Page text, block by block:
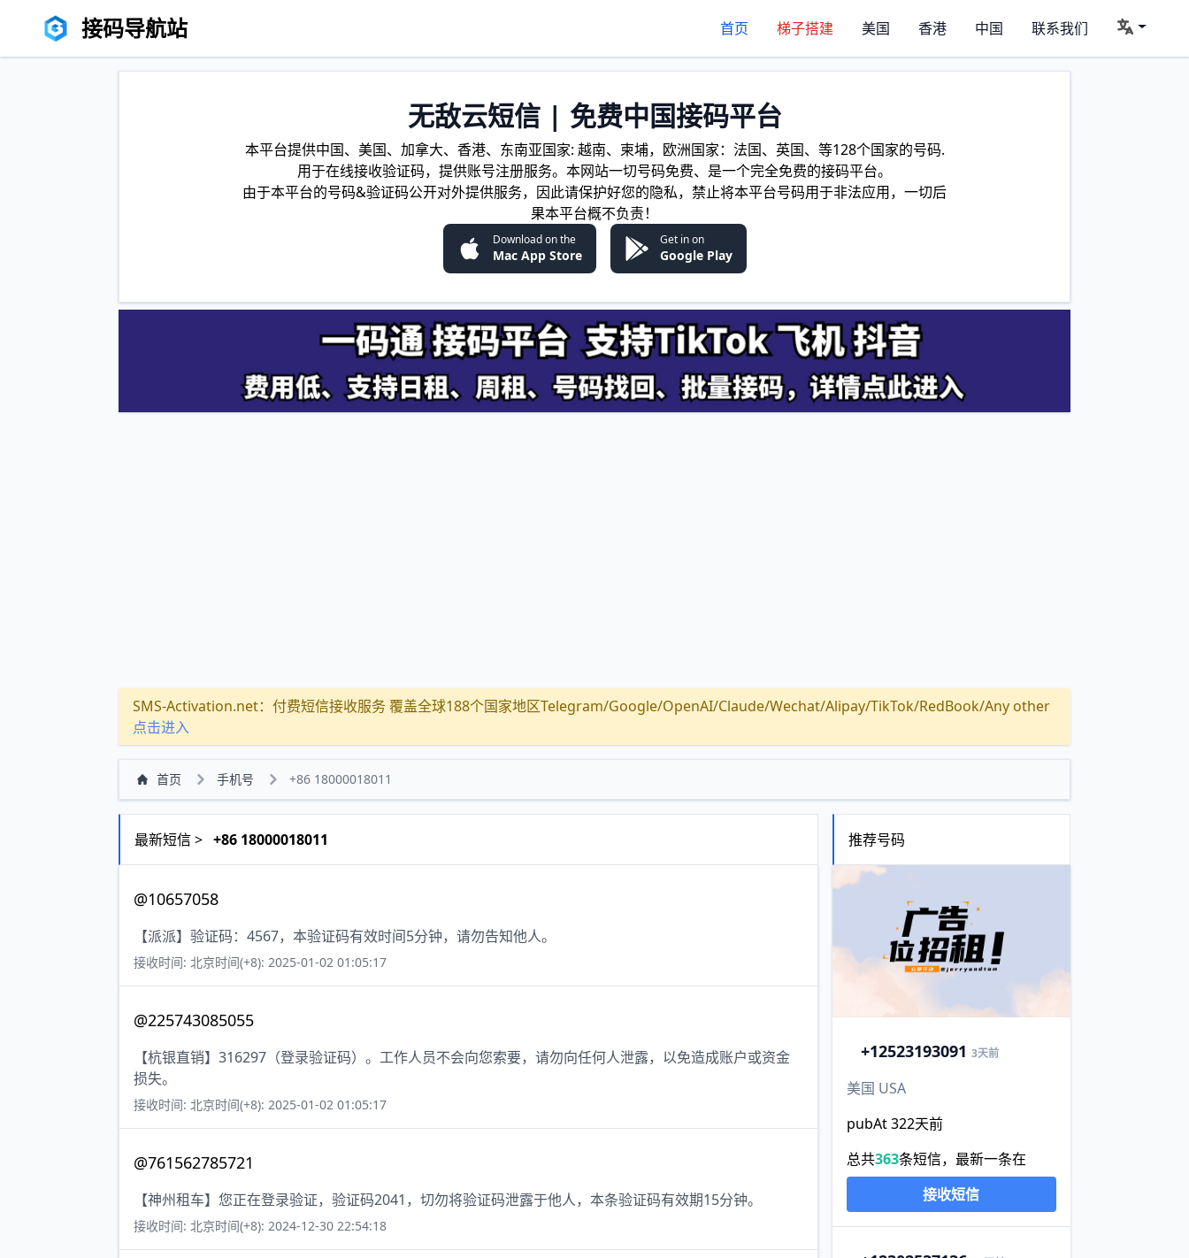
接码导航站 首页 梯子搭建 美国 香港 中国 联系我们
无敌云短信 | 免费中国接码平台
本平台提供中国、美国、加拿大、香港、东南亚国家: 越南、柬埔，欧洲国家：法国、英国、等128个国家的号码.
用于在线接收验证码，提供账号注册服务。本网站一切号码免费、是一个完全免费的接码平台。
由于本平台的号码&验证码公开对外提供服务，因此请保护好您的隐私，禁止将本平台号码用于非法应用，一切后
果本平台概不负责！
Download on the
Mac App Store
Get in on
Google Play
SMS-Activation.net：付费短信接收服务 覆盖全球188个国家地区Telegram/Google/OpenAI/Claude/Wechat/Alipay/TikTok/RedBook/Any other
点击进入
首页 手机号 +86 18000018011
最新短信 > +86 18000018011
@10657058
【派派】验证码：4567，本验证码有效时间5分钟，请勿告知他人。
接收时间: 北京时间(+8): 2025-01-02 01:05:17
@225743085055
【杭银直销】316297（登录验证码）。工作人员不会向您索要，请勿向任何人泄露，以免造成账户或资金
损失。
接收时间: 北京时间(+8): 2025-01-02 01:05:17
@761562785721
【神州租车】您正在登录验证，验证码2041，切勿将验证码泄露于他人，本条验证码有效期15分钟。
接收时间: 北京时间(+8): 2024-12-30 22:54:18
推荐号码
+12523193091 3天前
美国 USA
pubAt 322天前
总共363条短信，最新一条在
接收短信